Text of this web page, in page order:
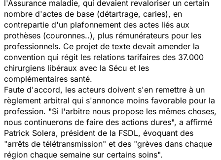
l'Assurance maladie, qui devaient revaloriser un certain
nombre d'actes de base (détartrage, caries), en
contrepartie d'un plafonnement des actes liés aux
prothèses (couronnes..), plus rémunérateurs pour les
professionnels. Ce projet de texte devait amender la
convention qui régit les relations tarifaires des 37.000
chirurgiens libéraux avec la Sécu et les
complémentaires santé.
Faute d'accord, les acteurs doivent s'en remettre à un
règlement arbitral qui s'annonce moins favorable pour la
profession. "Si l'arbitre nous propose les mêmes choses,
nous continuerons de faire des actions dures", a affirmé
Patrick Solera, président de la FSDL, évoquant des
"arrêts de télétransmission" et des "grèves dans chaque
région chaque semaine sur certains soins".